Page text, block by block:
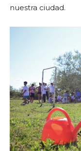
nuestra ciudad.